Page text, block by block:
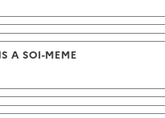
A SOI-MEME